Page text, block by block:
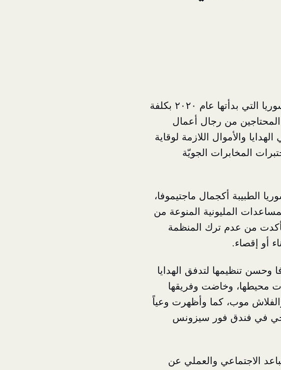
أعلنت منظمة الصحة العالمية نجاح حملتها الإنسانية في سوريا التي بدأتها عام ۲۰۲۰ بكلفة
كافة المحتاجين من رجال أعمال
والأموال اللازمة لوقاية
المخابرات الجويّة
الطبيبة أكجمال ماجتيموفا،
المليونية المنوعة من
من عدم ترك المنظمة
أو إقصاء.
تنظيمها لتدفق الهدايا
محيطها، وخاضت وفريقها
موب، كما وأظهرت وعياً
في فندق فور سيزونس
الاجتماعي والعملي عن